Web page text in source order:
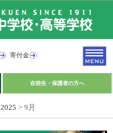
寄付金
在校生・保護者の方へ
2025 > 9月